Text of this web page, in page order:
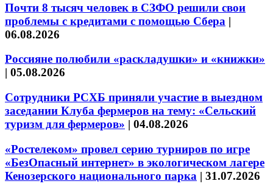
Почти 8 тысяч человек в СЗФО решили свои
проблемы с кредитами с помощью Сбера |
06.08.2026
Россияне полюбили «раскладушки» и «книжки»
| 05.08.2026
Сотрудники РСХБ приняли участие в выездном
заседании Клуба фермеров на тему: «Сельский
туризм для фермеров» | 04.08.2026
«Ростелеком» провел серию турниров по игре
«БезОпасный интернет» в экологическом лагере
Кенозерского национального парка | 31.07.2026